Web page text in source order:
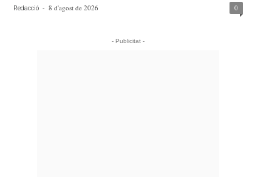
Redacció - 8 d'agost de 2026 0
- Publicitat -